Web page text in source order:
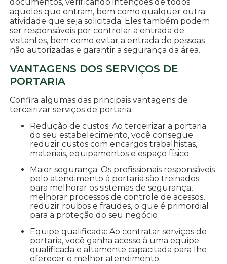
aqueles que entram, bem como qualquer outra
atividade que seja solicitada. Eles também podem
ser responsáveis por controlar a entrada de
visitantes, bem como evitar a entrada de pessoas
não autorizadas e garantir a segurança da área.
VANTAGENS DOS SERVIÇOS DE
PORTARIA
Confira algumas das principais vantagens de
terceirizar serviços de portaria:
Redução de custos: Ao terceirizar a portaria
do seu estabelecimento, você consegue
reduzir custos com encargos trabalhistas,
materiais, equipamentos e espaço físico.
Maior segurança: Os profissionais responsáveis
pelo atendimento à portaria são treinados
para melhorar os sistemas de segurança,
melhorar processos de controle de acessos,
reduzir roubos e fraudes, o que é primordial
para a proteção do seu negócio
Equipe qualificada: Ao contratar serviços de
portaria, você ganha acesso à uma equipe
qualificada e altamente capacitada para lhe
oferecer o melhor atendimento.